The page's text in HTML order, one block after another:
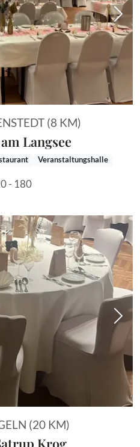
(8 KM)
Langsee
Veranstaltungshalle
- 180
(20 KM)
Krog